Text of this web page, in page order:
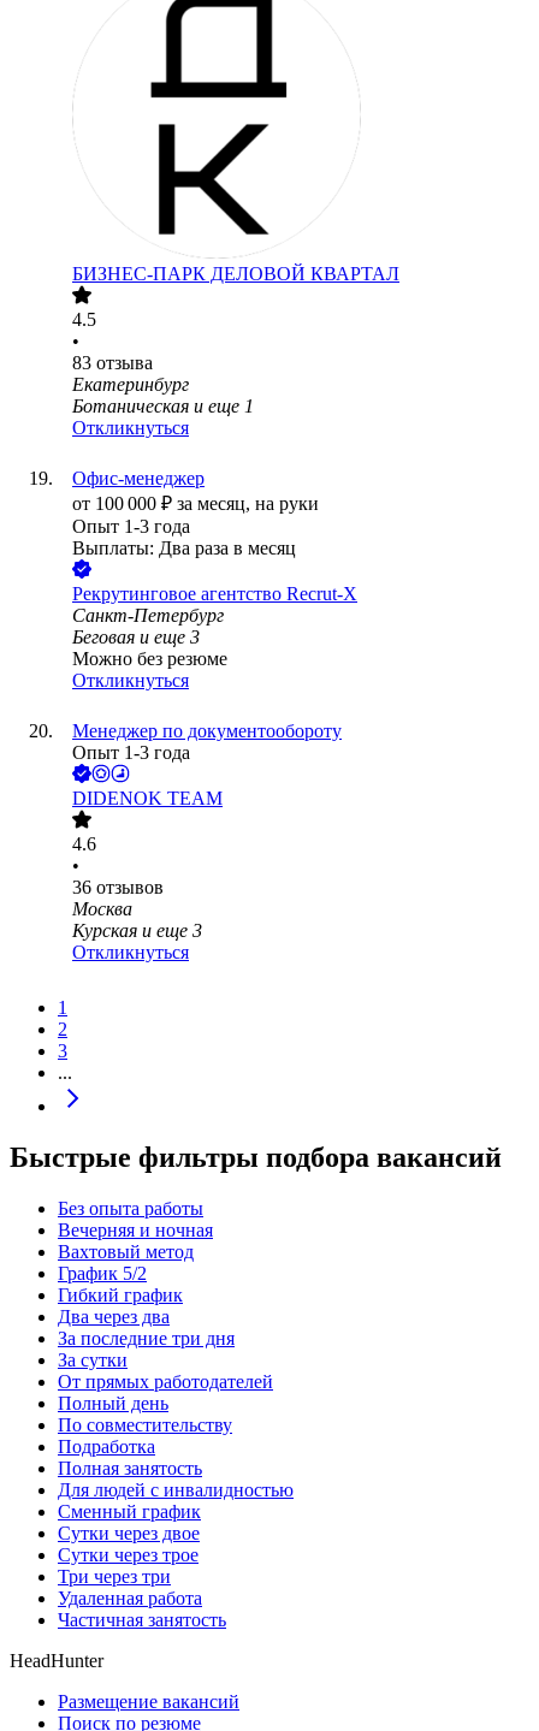
БИЗНЕС-ПАРК ДЕЛОВОЙ КВАРТАЛ
4.5
•
83 отзыва
Екатеринбург
Ботаническая и еще 1
Откликнуться
Офис-менеджер
от 100 000 ₽ за месяц, на руки
Опыт 1-3 года
Выплаты: Два раза в месяц
Рекрутинговое агентство Recrut-X
Санкт-Петербург
Беговая и еще 3
Можно без резюме
Откликнуться
Менеджер по документообороту
Опыт 1-3 года
DIDENOK TEAM
4.6
•
36 отзывов
Москва
Курская и еще 3
Откликнуться
1
2
3
...
Быстрые фильтры подбора вакансий
Без опыта работы
Вечерняя и ночная
Вахтовый метод
График 5/2
Гибкий график
Два через два
За последние три дня
За сутки
От прямых работодателей
Полный день
По совместительству
Подработка
Полная занятость
Для людей с инвалидностью
Сменный график
Сутки через двое
Сутки через трое
Три через три
Удаленная работа
Частичная занятость
HeadHunter
Размещение вакансий
Поиск по резюме